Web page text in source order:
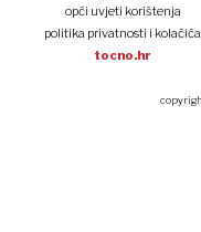
opći uvjeti korištenja
politika privatnosti i kolačića
tocno.hr